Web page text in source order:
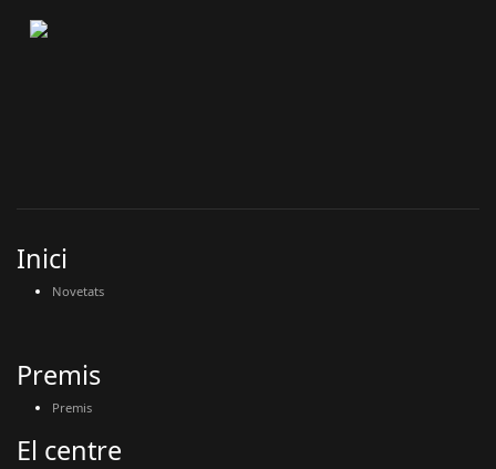
Inici
Novetats
Premis
Premis
El centre